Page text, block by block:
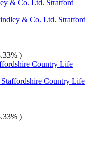
& Co. Ltd. Stratford
)
Country Life
)